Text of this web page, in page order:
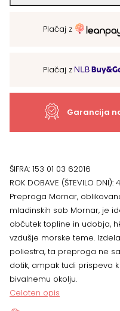
količina
Plačaj z
Plačaj z
Garancija
ŠIFRA: 153 01 03 62016
ROK DOBAVE (ŠTEVILO DNI):
Preproga Mornar,
mladinskih sob Mornar, je
občutek topline in udobja,
vzdušje morske teme.
poliestra, ta preproga ne
dotik, ampak tudi prispeva
bivalnemu okolju.
Celoten opis